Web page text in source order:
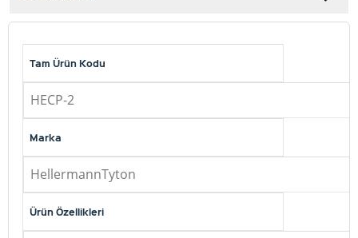
Tam Ürün Kodu
HECP-2
Marka
HellermannTyton
Ürün Özellikleri